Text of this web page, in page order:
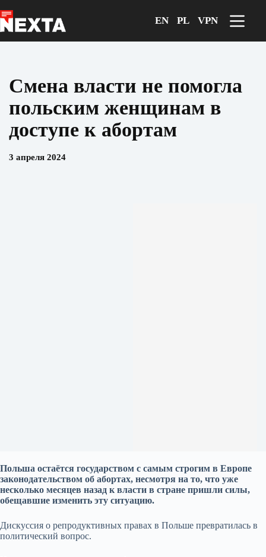
к
сути
EN PL VPN
Смена власти не помогла
польским женщинам в
доступе к абортам
3 апреля 2024
Польша остаётся государством с самым строгим в Европе
законодательством об абортах, несмотря на то, что уже
несколько месяцев назад к власти в стране пришли силы,
обещавшие изменить эту ситуацию.
Дискуссия о репродуктивных правах в Польше превратилась в
политический вопрос.